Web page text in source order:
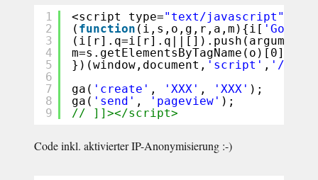
1
2
3
4
5
6
7
8
9
<script type="text/javascript"
( function (i,s,o,g,r,a,m){i[
m=s.getElementsByTagName(o)[0];a.
})(window,document, 'script' , '//
ga( 'create' , 'XXX' , 'XXX' );
ga( 'send' , 'pageview' );
// ]]></script>
Code inkl. aktivierter IP-Anonymisierung :-)